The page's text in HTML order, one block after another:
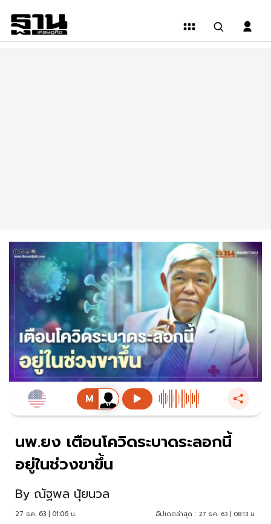
นพ.ยง เตือนโควิดระบาดระลอกนี้
อยู่ในช่วงขาขึ้น
By ณัฐพล นุ้ยนวล
27 ธ.ค. 63 | 01:06 น. อัปเดตล่าสุด : 27 ธ.ค. 63 | 08:13 น.